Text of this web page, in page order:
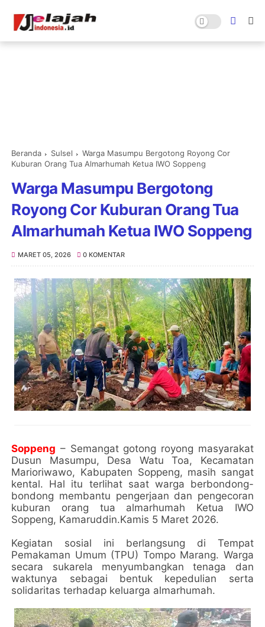
Beranda Sulsel
Warga Masumpu Bergotong Royong Cor
Kuburan Orang Tua Almarhumah Ketua IWO Soppeng
Warga Masumpu Bergotong
Royong Cor Kuburan Orang Tua
Almarhumah Ketua IWO Soppeng
MARET 05, 2026 0 KOMENTAR
Soppeng – Semangat gotong royong masyarakat
Dusun Masumpu, Desa Watu Toa, Kecamatan
Marioriwawo, Kabupaten Soppeng, masih sangat
kental. Hal itu terlihat saat warga berbondong-
bondong membantu pengerjaan dan pengecoran
kuburan orang tua almarhumah Ketua IWO
Soppeng, Kamaruddin.Kamis 5 Maret 2026.
Kegiatan sosial ini berlangsung di Tempat
Pemakaman Umum (TPU) Tompo Marang. Warga
secara sukarela menyumbangkan tenaga dan
waktunya sebagai bentuk kepedulian serta
solidaritas terhadap keluarga almarhumah.